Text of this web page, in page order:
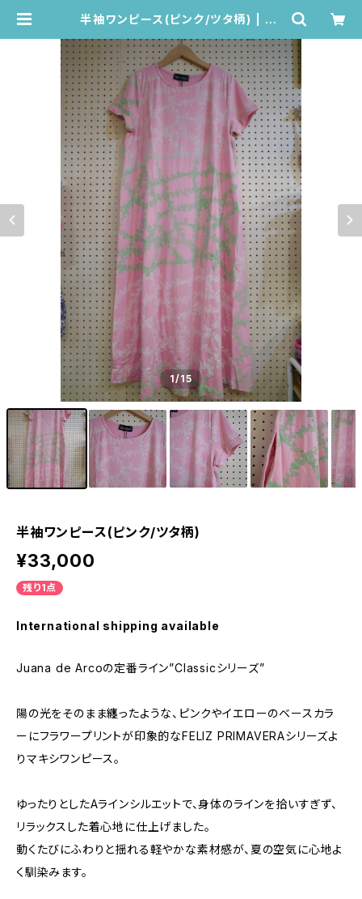
半袖ワンピース(ピンク/ツタ柄) | Ju
1/15
半袖ワンピース(ピンク/ツタ柄)
¥33,000
残り1点
International shipping available
Juana de Arcoの定番ライン”Classicシリーズ”
陽の光をそのまま纏ったような、ピンクやイエローのベースカラ
ーにフラワープリントが印象的なFELIZ PRIMAVERAシリーズよ
りマキシワンピース。
ゆったりとしたAラインシルエットで、身体のラインを拾いすぎず、
リラックスした着心地に仕上げました。
動くたびにふわりと揺れる軽やかな素材感が、夏の空気に心地よ
く馴染みます。